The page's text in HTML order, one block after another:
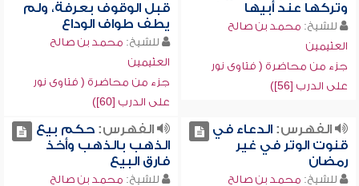
وتركها عند أبيها
للشيخ: محمد بن صالح
العثيمين
جزء من محاضرة ( فتاوى نور
على الدرب [56])
قبل الوقوف بعرفة، ولم
يطف طواف الوداع
للشيخ: محمد بن صالح
العثيمين
جزء من محاضرة ( فتاوى نور
على الدرب [60])
الفهرس:الدعاء في
قنوت الوتر في غير
رمضان
للشيخ: محمد بن صالح
الفهرس:حكم بيع
الذهب بالذهب وأخذ
فارق البيع
للشيخ: محمد بن صالح